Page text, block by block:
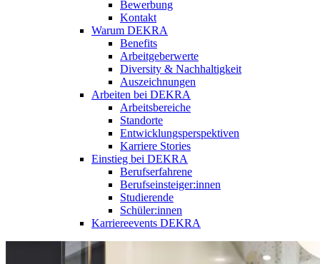
Bewerbung
Kontakt
Warum DEKRA
Benefits
Arbeitgeberwerte
Diversity & Nachhaltigkeit
Auszeichnungen
Arbeiten bei DEKRA
Arbeitsbereiche
Standorte
Entwicklungsperspektiven
Karriere Stories
Einstieg bei DEKRA
Berufserfahrene
Berufseinsteiger:innen
Studierende
Schüler:innen
Karriereevents DEKRA